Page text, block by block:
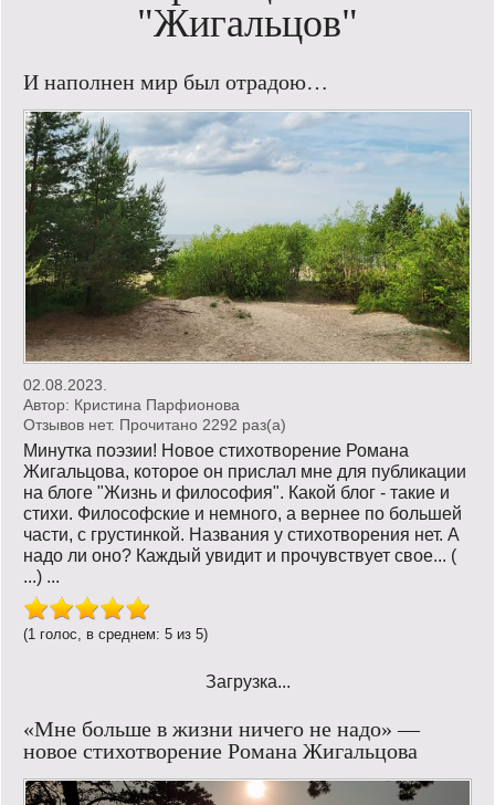
Книгообзор
Лаконизмы
Логика
Поговорим?!
Риторика
Слово гостям
Философские размышления
Этот огромный мир!
Login
"Жигальцов"
И наполнен мир был отрадою…
02.08.2023.
Автор: Кристина Парфионова
Отзывов нет. Прочитано 2292 раз(a)
Минутка поэзии! Новое стихотворение Романа
Жигальцова, которое он прислал мне для публикации
на блоге "Жизнь и философия". Какой блог - такие и
стихи. Философские и немного, а вернее по большей
части, с грустинкой. Названия у стихотворения нет. А
надо ли оно? Каждый увидит и прочувствует свое... (
...) ...
(1 голос, в среднем: 5 из 5)
Загрузка...
«Мне больше в жизни ничего не надо» —
новое стихотворение Романа Жигальцова